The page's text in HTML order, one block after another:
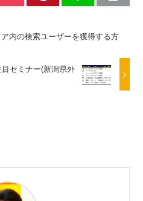
内の検索ユーザーを獲得する方
セミナー(新潟県外